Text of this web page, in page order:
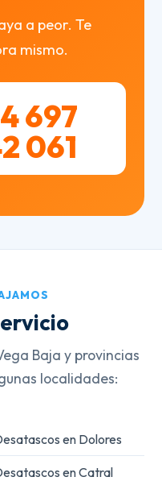
a peor. Te
mismo.
697
061
Baja y provincias
localidades:
en Dolores
en Catral